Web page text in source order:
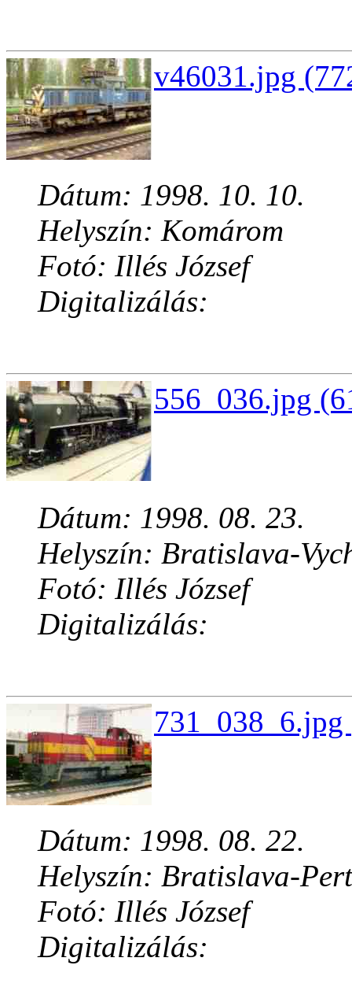
v46031.jpg
Dátum: 1998. 10. 10.
Helyszín: Komárom
Fotó: Illés József
Digitalizálás:
556_036.jpg
Dátum: 1998. 08. 23.
Helyszín: Bratislava-
Fotó: Illés József
Digitalizálás:
Dátum: 1998. 08. 22.
Helyszín: Bratislava-
Fotó: Illés József
Digitalizálás: